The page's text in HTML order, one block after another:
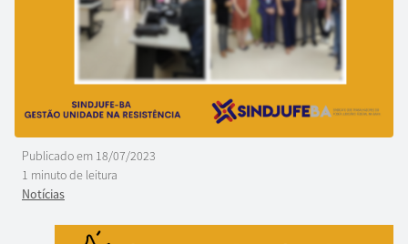
Publicado em 18/07/2023
1 minuto de leitura
Notícias